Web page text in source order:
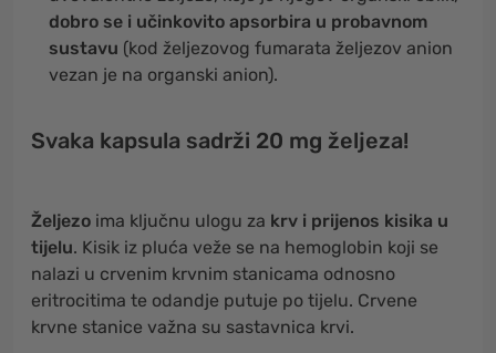
dobro se i učinkovito apsorbira u probavnom
sustavu (kod željezovog fumarata željezov anion
vezan je na organski anion).
Svaka kapsula sadrži 20 mg željeza!
Željezo ima ključnu ulogu za krv i prijenos kisika u
tijelu. Kisik iz pluća veže se na hemoglobin koji se
nalazi u crvenim krvnim stanicama odnosno
eritrocitima te odandje putuje po tijelu. Crvene
krvne stanice važna su sastavnica krvi.